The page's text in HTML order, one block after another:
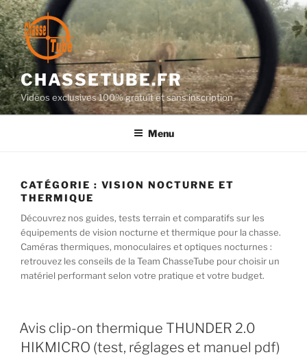
Aller
au
contenu
principal
CHASSETUBE.FR
Vidéos exclusives 100% gratuit et sans inscription
Menu
CATÉGORIE : VISION NOCTURNE ET
THERMIQUE
Découvrez nos guides, tests terrain et comparatifs sur les
équipements de vision nocturne et thermique pour la chasse.
Caméras thermiques, monoculaires et optiques nocturnes :
retrouvez les conseils de la Team ChasseTube pour choisir un
matériel performant selon votre pratique et votre budget.
PUBLIÉ
LE
Avis clip-on thermique THUNDER 2.0
HIKMICRO (test, réglages et manuel pdf)